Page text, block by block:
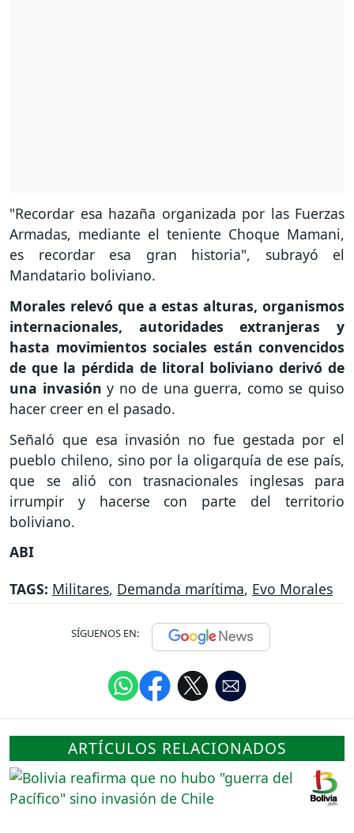
"Recordar esa hazaña organizada por las Fuerzas
Armadas, mediante el teniente Choque Mamani,
es recordar esa gran historia", subrayó el
Mandatario boliviano.
Morales relevó que a estas alturas, organismos
internacionales, autoridades extranjeras y
hasta movimientos sociales están convencidos
de que la pérdida de litoral boliviano derivó de
una invasión y no de una guerra, como se quiso
hacer creer en el pasado.
Señaló que esa invasión no fue gestada por el
pueblo chileno, sino por la oligarquía de ese país,
que se alió con trasnacionales inglesas para
irrumpir y hacerse con parte del territorio
boliviano.
ABI
TAGS: Militares, Demanda marítima, Evo Morales
SÍGUENOS EN:
ARTÍCULOS RELACIONADOS